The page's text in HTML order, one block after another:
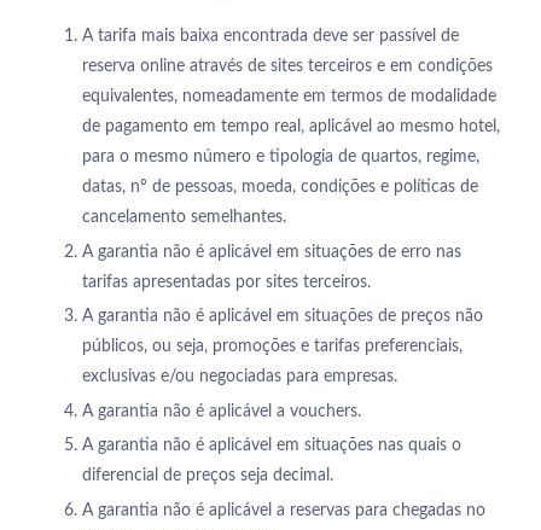
A tarifa mais baixa encontrada deve ser passível de
reserva online através de sites terceiros e em condições
equivalentes, nomeadamente em termos de modalidade
de pagamento em tempo real, aplicável ao mesmo hotel,
para o mesmo número e tipologia de quartos, regime,
datas, nº de pessoas, moeda, condições e políticas de
cancelamento semelhantes.
A garantia não é aplicável em situações de erro nas
tarifas apresentadas por sites terceiros.
A garantia não é aplicável em situações de preços não
públicos, ou seja, promoções e tarifas preferenciais,
exclusivas e/ou negociadas para empresas.
A garantia não é aplicável a vouchers.
A garantia não é aplicável em situações nas quais o
diferencial de preços seja decimal.
A garantia não é aplicável a reservas para chegadas no
HOTEL
PROMOÇÕES
QUARTOS & SUITES
GASTRONOMIA
SERVIÇOS
SPA